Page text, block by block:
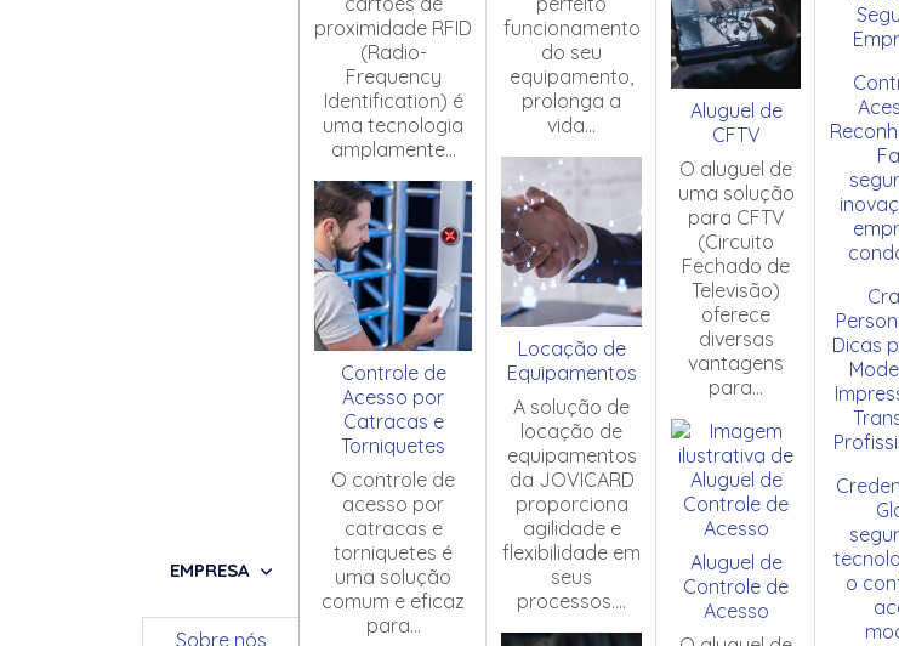
EMPRESA
Sobre nós
proximidade RFID
(Radio-
Frequency
Identification) é
uma tecnologia
amplamente...
Controle de
Acesso por
Catracas e
Torniquetes
O controle de
acesso por
catracas e
torniquetes é
uma solução
comum e eficaz
para...
funcionamento
do seu
equipamento,
prolonga a
vida...
Locação de
Equipamentos
A solução de
locação de
equipamentos
da JOVICARD
proporciona
agilidade e
flexibilidade em
seus
processos....
Aluguel de
CFTV
O aluguel de
uma solução
para CFTV
(Circuito
Fechado de
Televisão)
oferece
diversas
vantagens
para...
Aluguel de
Controle de
Acesso
Dicas
o